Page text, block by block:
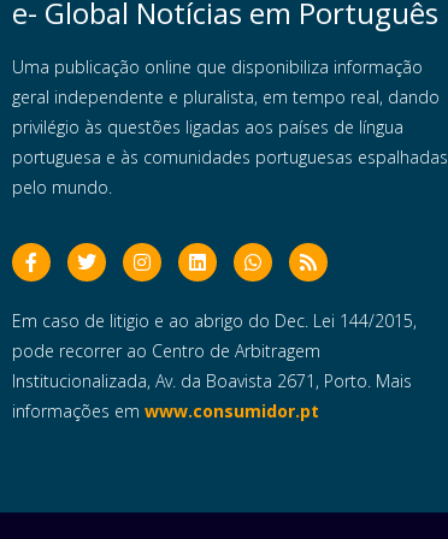
e- Global Notícias em Português
Uma publicação online que disponibiliza informação
geral independente e pluralista, em tempo real, dando
privilégio às questões ligadas aos países de língua
portuguesa e às comunidades portuguesas espalhadas
pelo mundo.
Em caso de litigio e ao abrigo do Dec. Lei 144/2015,
pode recorrer ao Centro de Arbitragem
Institucionalizada, Av. da Boavista 2671, Porto. Mais
informações em www.consumidor.pt